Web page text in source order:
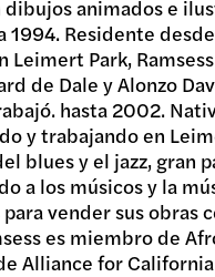
animados e
1994. Residente
Leimert Park,
de Dale y Alonzo
hasta 2002.
y trabajando en
blues y el jazz, gran
a los músicos y la
vender sus obras
es miembro de
Alliance for